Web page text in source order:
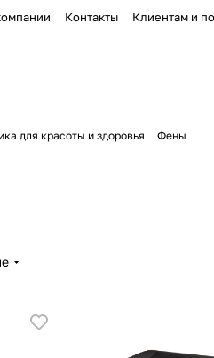
Контакты Клиентам и
для красоты и здоровья Фены